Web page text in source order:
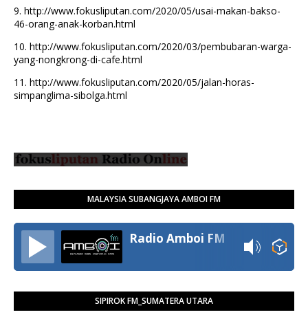
9. http://www.fokusliputan.com/2020/05/usai-makan-bakso-
46-orang-anak-korban.html
10. http://www.fokusliputan.com/2020/03/pembubaran-warga-
yang-nongkrong-di-cafe.html
11. http://www.fokusliputan.com/2020/05/jalan-horas-
simpanglima-sibolga.html
MALAYSIA SUBANGJAYA AMBOI FM
Radio Amboi FM
SIPIROK FM_SUMATERA UTARA